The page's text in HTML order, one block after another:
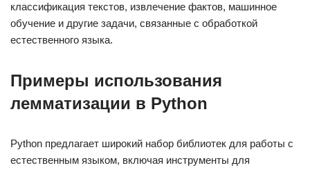
классификация текстов, извлечение фактов, машинное
обучение и другие задачи, связанные с обработкой
естественного языка.
Примеры использования
лемматизации в Python
Python предлагает широкий набор библиотек для работы с
естественным языком, включая инструменты для